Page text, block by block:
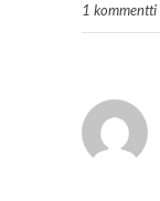
1 kommentti